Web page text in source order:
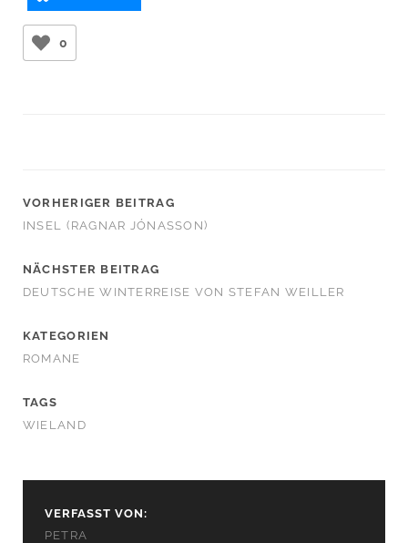
0
VORHERIGER BEITRAG
INSEL (RAGNAR JÓNASSON)
NÄCHSTER BEITRAG
DEUTSCHE WINTERREISE VON STEFAN WEILLER
KATEGORIEN
ROMANE
TAGS
WIELAND
VERFASST VON:
PETRA